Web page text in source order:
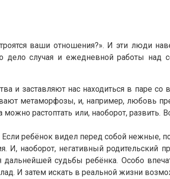
ваши отношения?». И эти люди
случая и ежедневной работы над
и заставляют нас находиться в паре
метаморфозы, и, например, любовь
растоптать или, наоборот, развить.
Если ребёнок видел перед собой
наоборот, негативный родительский
судьбы ребёнка. Особо
И затем искать в реальной жизни